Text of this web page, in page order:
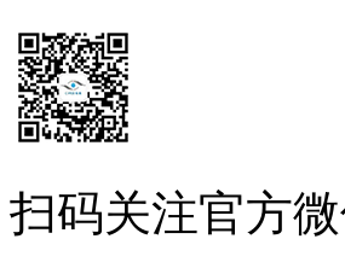
扫码关注官方